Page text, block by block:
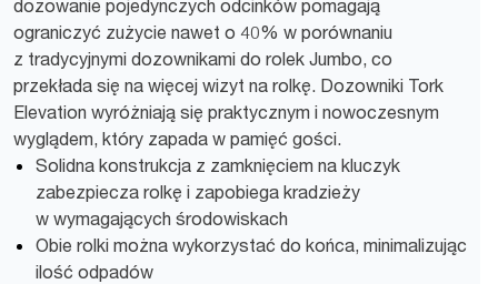
dozowanie pojedynczych odcinków pomagają
ograniczyć zużycie nawet o 40% w porównaniu
z tradycyjnymi dozownikami do rolek Jumbo, co
przekłada się na więcej wizyt na rolkę. Dozowniki Tork
Elevation wyróżniają się praktycznym i nowoczesnym
wyglądem, który zapada w pamięć gości.
Solidna konstrukcja z zamknięciem na kluczyk
zabezpiecza rolkę i zapobiega kradzieży
w wymagających środowiskach
Obie rolki można wykorzystać do końca, minimalizując
ilość odpadów